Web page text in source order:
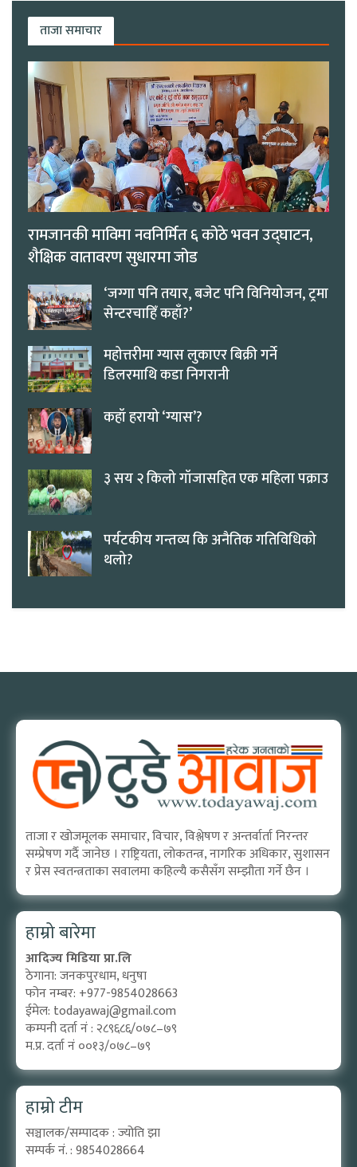
ताजा समाचार
रामजानकी माविमा नवनिर्मित ६ कोठे भवन उद्घाटन,
शैक्षिक वातावरण सुधारमा जोड
‘जग्गा पनि तयार, बजेट पनि विनियोजन, ट्रमा
सेन्टरचाहिँ कहाँ?’
महोत्तरीमा ग्यास लुकाएर बिक्री गर्ने
डिलरमाथि कडा निगरानी
कहाँ हरायो ‘ग्यास’?
३ सय २ किलो गाँजासहित एक महिला पक्राउ
पर्यटकीय गन्तव्य कि अनैतिक गतिविधिको
थलो?
ताजा र खोजमूलक समाचार, विचार, विश्लेषण र अन्तर्वार्ता निरन्तर
सम्प्रेषण गर्दै जानेछ । राष्ट्रियता, लोकतन्त्र, नागरिक अधिकार, सुशासन
र प्रेस स्वतन्त्रताका सवालमा कहिल्यै कसैसँग सम्झौता गर्ने छैन ।
हाम्रो बारेमा
आदिज्य मिडिया प्रा.लि
ठेगाना: जनकपुरधाम, धनुषा
फोन नम्बर: +977-9854028663
ईमेल: todayawaj@gmail.com
कम्पनी दर्ता नं : २८९६८६/०७८–७९
म.प्र. दर्ता नं ००१३/०७८–७९
हाम्रो टीम
सञ्चालक/सम्पादक : ज्योति झा
सम्पर्क नं. : 9854028664